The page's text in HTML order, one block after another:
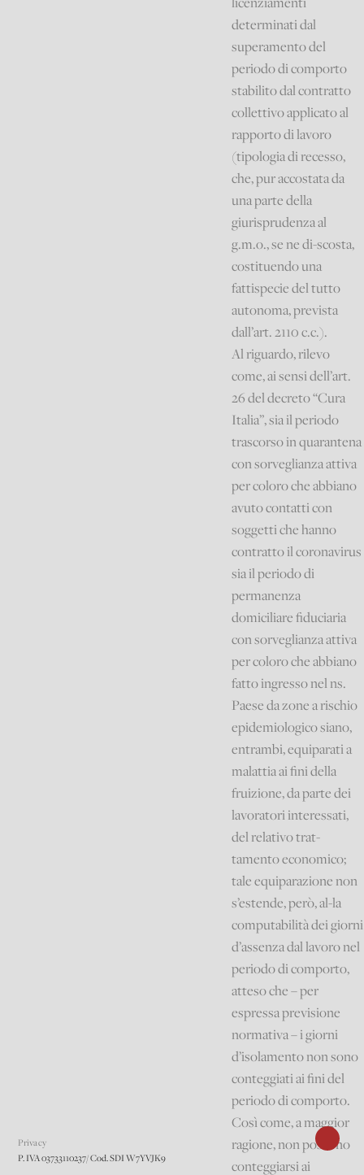
Privacy
P. IVA 03733110237/ Cod. SDI W7YVJK9
determinati dal
superamento del
periodo di comporto
stabilito dal contratto
collettivo applicato al
rapporto di lavoro
(tipologia di recesso,
che, pur accostata da
una parte della
giurisprudenza al
g.m.o., se ne di-scosta,
costituendo una
fattispecie del tutto
autonoma, prevista
dall’art. 2110 c.c.).
Al riguardo, rilevo
come, ai sensi dell’art.
26 del decreto “Cura
Italia”, sia il periodo
trascorso in quarantena
con sorveglianza attiva
per coloro che abbiano
avuto contatti con
soggetti che hanno
contratto il coronavirus
sia il periodo di
permanenza
domiciliare fiduciaria
con sorveglianza attiva
per coloro che abbiano
fatto ingresso nel ns.
Paese da zone a rischio
epidemiologico siano,
entrambi, equiparati a
malattia ai fini della
fruizione, da parte dei
lavoratori interessati,
del relativo trat-
tamento economico;
tale equiparazione non
s’estende, però, al-la
computabilità dei giorni
d’assenza dal lavoro nel
periodo di comporto,
atteso che – per
espressa previsione
normativa – i giorni
d’isolamento non sono
conteggiati ai fini del
periodo di comporto.
Così come, a maggior
ragione, non possono
conteggiarsi ai